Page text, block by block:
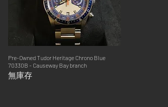
快速瀏覽
Pre-Owned Tudor Heritage Chrono Blue
70330B - Causeway Bay branch
無庫存